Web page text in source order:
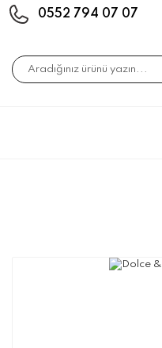
0552 794 07 07